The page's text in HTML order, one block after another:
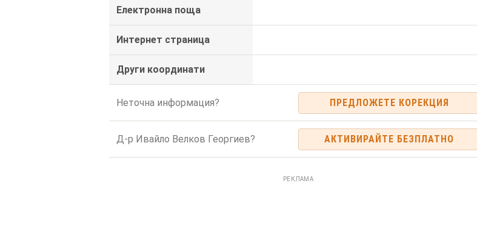
Електронна поща
Интернет страница
Други координати
Неточна информация? ПРЕДЛОЖЕТЕ КОРЕКЦИЯ
Д-р Ивайло Велков Георгиев? АКТИВИРАЙТЕ БЕЗПЛАТНО
РЕКЛАМА